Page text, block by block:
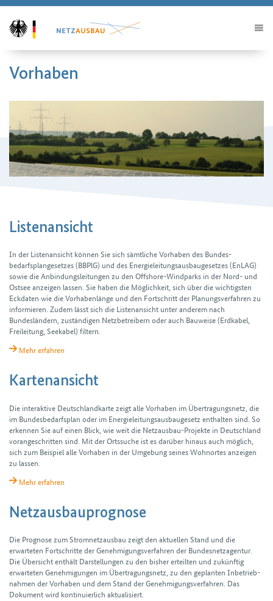
Vorhaben
Listenansicht
In der Listenansicht können Sie sich sämtliche Vorhaben des Bundes­
bedarfsplan­gesetzes (BBPlG) und des Energieleitungs­ausbau­gesetzes (EnLAG)
sowie die Anbindungs­leitungen zu den Offshore-Windparks in der Nord- und
Ostsee anzeigen lassen. Sie haben die Möglichkeit, sich über die wichtigsten
Eckdaten wie die Vorhabenlänge und den Fortschritt der Planungs­verfahren zu
informieren. Zudem lässt sich die Listenansicht unter anderem nach
Bundesländern, zuständigen Netzbetreibern oder auch Bauweise (Erdkabel,
Freileitung, Seekabel) filtern.
Mehr erfahren
Kartenansicht
Die interaktive Deutschland­karte zeigt alle Vorhaben im Übertragungs­netz, die
im Bundes­bedarfs­plan oder im Energie­leitungs­ausbau­gesetz ent­halten sind. So
erkennen Sie auf einen Blick, wie weit die Netzausbau-Projekte in Deutschland
voran­geschritten sind. Mit der Ortssuche ist es darüber hinaus auch möglich,
sich zum Beispiel alle Vorhaben in der Umgebung seines Wohnortes anzeigen
zu lassen.
Mehr erfahren
Netzausbauprognose
Die Prognose zum Stromnetz­ausbau zeigt den aktuellen Stand und die
erwarteten Fort­schritte der Genehmigungs­verfahren der Bundesnetzagentur.
Die Übersicht enthält Darstellungen zu den bisher erteilten und zukünftig
erwarteten Genehmigungen im Übertragungs­netz, zu den geplanten Inbetrieb­
nahmen der Vorhaben und dem Stand der Genehmigungs­verfahren. Das
Dokument wird kontinuierlich aktualisiert.